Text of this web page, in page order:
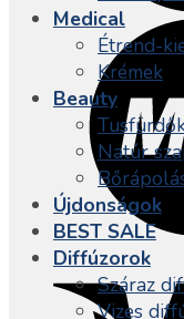
Medical
Étrend-
Krémek
Beauty
Natúr
Újdonságok
BEST SALE
Diffúzorok
Száraz
Vizes